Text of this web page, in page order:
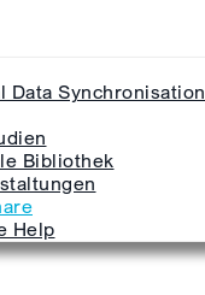
Data
Bibliothek
Help